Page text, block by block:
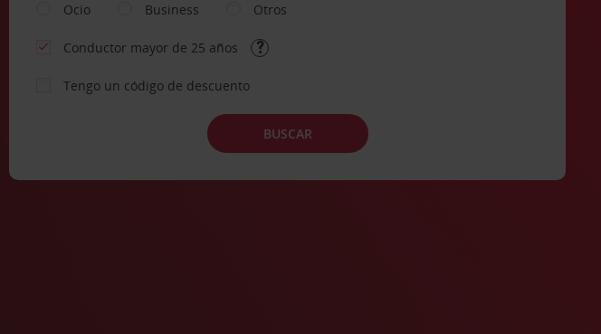
Ocio
Business Otros
Conductor mayor de 25 años
Tengo un código de descuento
BUSCAR